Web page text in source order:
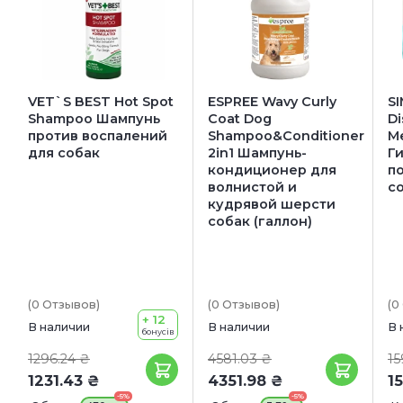
VET`S BEST Hot Spot
Shampoo Шампунь
против воспалений
для собак
(0 Отзывов)
В наличии
1296.24 ₴
1231.43 ₴
+ 12
бонусів
-5%
ESPREE Wavy Curly
Coat Dog
Shampoo&Conditioner
2in1 Шампунь-
кондиционер для
волнистой и
кудрявой шерсти
собак (галлон)
(0 Отзывов)
В наличии
4581.03 ₴
4351.98 ₴
-5%
(0
В